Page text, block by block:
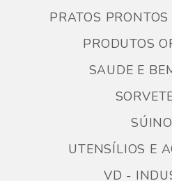
PRATOS
PRODUTOS
SAUDE E
UTENSÍLIOS E
VD -